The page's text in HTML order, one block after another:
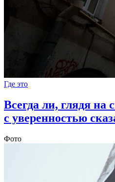
Где это
Всегда ли, глядя
с уверенностью
Фото